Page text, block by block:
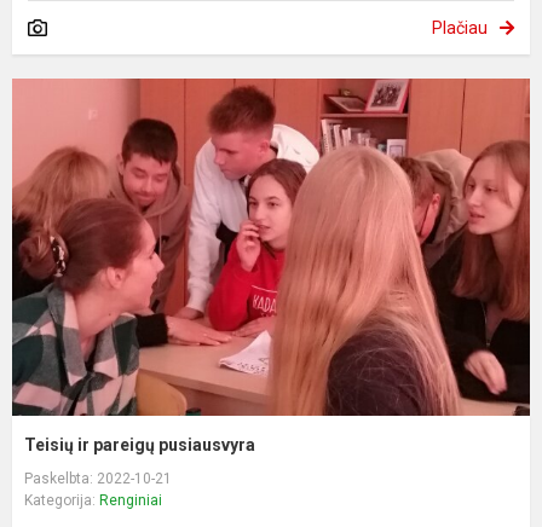
Plačiau
Teisių ir pareigų pusiausvyra
Paskelbta: 2022-10-21
Kategorija: Renginiai